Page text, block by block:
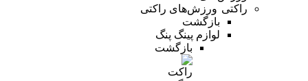
ورزش‌های راکتی
بازگشت
لوازم پینگ پنگ
بازگشت